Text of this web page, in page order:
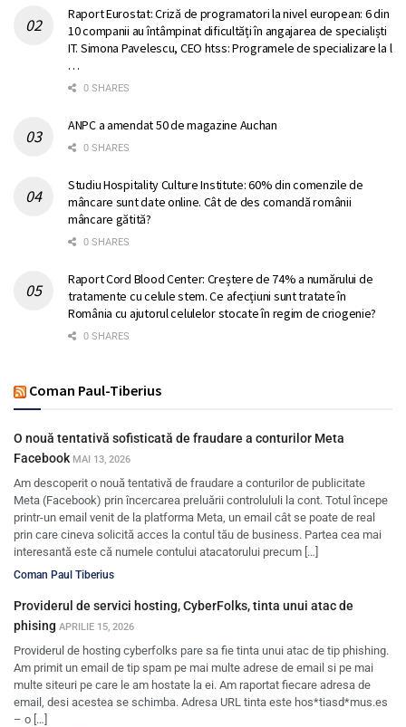
Raport Eurostat: Criză de programatori la nivel european: 6 din
10 companii au întâmpinat dificultăți în angajarea de specialiști
IT. Simona Pavelescu, CEO htss: Programele de specializare la l
…
0 SHARES
ANPC a amendat 50 de magazine Auchan
0 SHARES
Studiu Hospitality Culture Institute: 60% din comenzile de
mâncare sunt date online. Cât de des comandă românii
mâncare gătită?
0 SHARES
Raport Cord Blood Center: Creștere de 74% a numărului de
tratamente cu celule stem. Ce afecțiuni sunt tratate în
România cu ajutorul celulelor stocate în regim de criogenie?
0 SHARES
Coman Paul-Tiberius
O nouă tentativă sofisticată de fraudare a conturilor Meta
Facebook MAI 13, 2026
Am descoperit o nouă tentativă de fraudare a conturilor de publicitate
Meta (Facebook) prin încercarea preluării controlululi la cont. Totul începe
printr-un email venit de la platforma Meta, un email cât se poate de real
prin care cineva solicită acces la contul tău de business. Partea cea mai
interesantă este că numele contului atacatorului precum […]
Coman Paul Tiberius
Providerul de servici hosting, CyberFolks, tinta unui atac de
phising APRILIE 15, 2026
Providerul de hosting cyberfolks pare sa fie tinta unui atac de tip phishing.
Am primit un email de tip spam pe mai multe adrese de email si pe mai
multe siteuri pe care le am hostate la ei. Am raportat fiecare adresa de
email, desi acestea se schimba. Adresa URL tinta este hos*tiasd*mus.es
– o […]